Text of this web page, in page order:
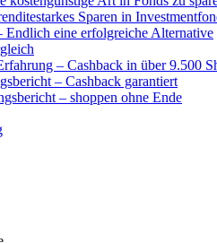
Sparen in
eine erfolgreiche Alternative
– Cashback in über 9.500
– Cashback garantiert
– shoppen ohne Ende